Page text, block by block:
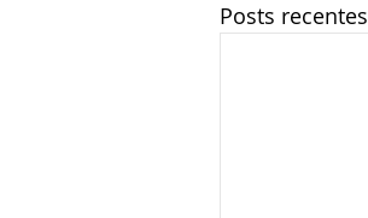
Posts recentes